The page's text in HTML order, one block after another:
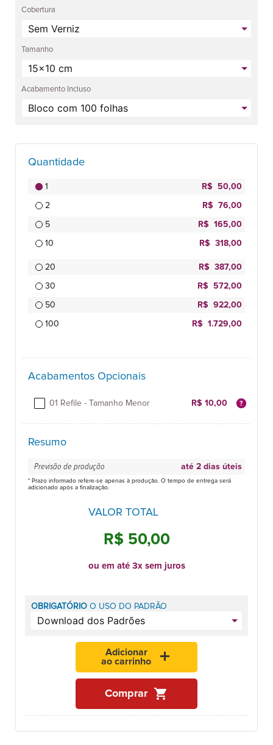
Cobertura
Tamanho
Acabamento Incluso
Quantidade
1 R$ 50,00
2 R$ 76,00
5 R$ 165,00
10 R$ 318,00
20 R$ 387,00
30 R$ 572,00
50 R$ 922,00
100 R$ 1.729,00
Acabamentos Opcionais
01 Refile - Tamanho Menor R$ 10,00
Resumo
Previsão de produção até 2 dias úteis
* Prazo informado refere-se apenas à produção. O tempo de entrega será
adicionado após a finalização.
VALOR TOTAL
R$ 50,00
ou em até 3x sem juros
OBRIGATÓRIO O USO DO PADRÃO
Adicionar
ao carrinho
add
Comprar shopping_cart